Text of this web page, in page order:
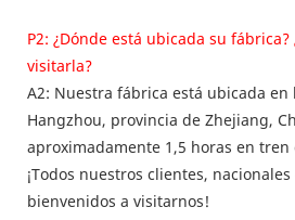
P2: ¿Dónde está ubicada su fábrica?
visitarla?
A2: Nuestra fábrica está ubicada en
Hangzhou, provincia de Zhejiang,
aproximadamente 1,5 horas en tren
¡Todos nuestros clientes,
bienvenidos a visitarnos!